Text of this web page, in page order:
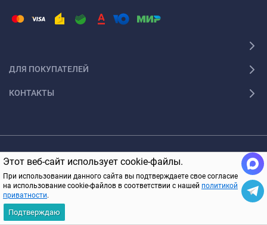
Этот веб-сайт использует cookie-файлы.
При использовании данного сайта вы подтверждаете свое согласие
на использование cookie-файлов в соответствии с нашей политикой
приватности.
Подтверждаю
В КОРЗИНУ
ДЛЯ ПОКУПАТЕЛЕЙ
КОНТАКТЫ
© 2005-2026 ПультОпт.ру Все права защищены
Главная